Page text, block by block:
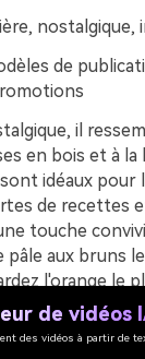
nostalgique,
de
il
en bois et à
idéaux
de recettes
touche
pâle aux bruns
l'orange le
les dates clés.
comme
de vidéos
des vidéos à partir de